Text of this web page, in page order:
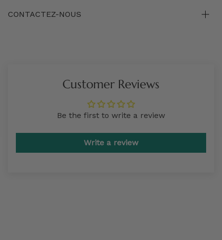
CONTACTEZ-NOUS
Customer Reviews
Be the first to write a review
Write a review